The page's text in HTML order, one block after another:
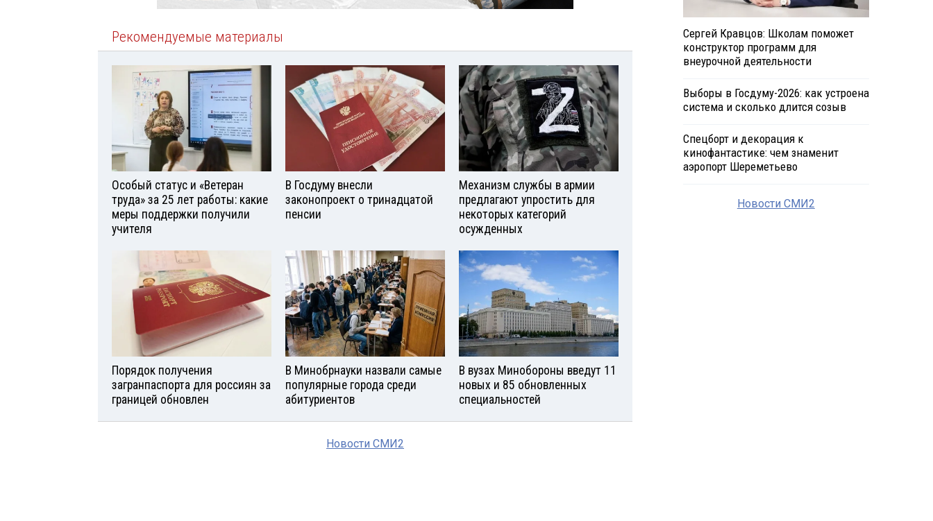
Рекомендуемые материалы
Особый статус и «Ветеран
труда» за 25 лет работы: какие
меры поддержки получили
учителя
В Госдуму внесли
законопроект о тринадцатой
пенсии
Механизм службы в армии
предлагают упростить для
некоторых категорий
осужденных
Порядок получения
загранпаспорта для россиян за
границей обновлен
В Минобрнауки назвали самые
популярные города среди
абитуриентов
В вузах Минобороны введут 11
новых и 85 обновленных
специальностей
Новости СМИ2
Сергей Кравцов: Школам поможет
конструктор программ для
внеурочной деятельности
Выборы в Госдуму-2026: как устроена
система и сколько длится созыв
Спецборт и декорация к
кинофантастике: чем знаменит
аэропорт Шереметьево
Новости СМИ2